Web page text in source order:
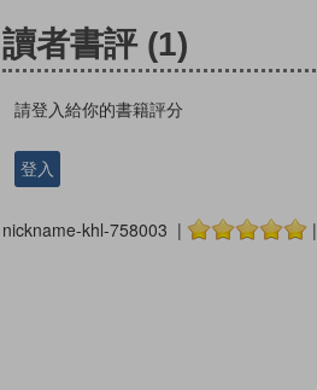
讀者書評 (1)
請登入給你的書籍評分
登入
nickname-khl-758003 | |